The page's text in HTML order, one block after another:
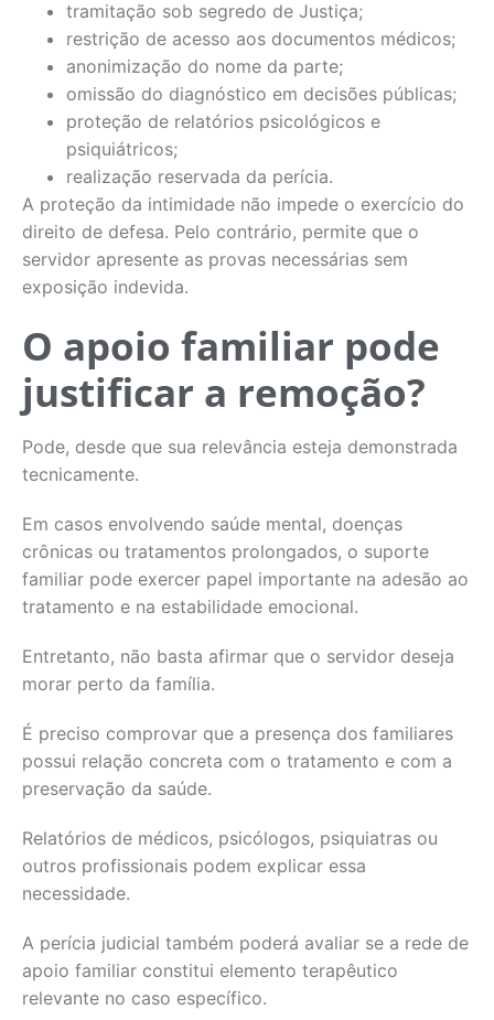
tramitação sob segredo de Justiça;
restrição de acesso aos documentos médicos;
anonimização do nome da parte;
omissão do diagnóstico em decisões públicas;
proteção de relatórios psicológicos e
psiquiátricos;
realização reservada da perícia.
A proteção da intimidade não impede o exercício do
direito de defesa. Pelo contrário, permite que o
servidor apresente as provas necessárias sem
exposição indevida.
O apoio familiar pode
justificar a remoção?
Pode, desde que sua relevância esteja demonstrada
tecnicamente.
Em casos envolvendo saúde mental, doenças
crônicas ou tratamentos prolongados, o suporte
familiar pode exercer papel importante na adesão ao
tratamento e na estabilidade emocional.
Entretanto, não basta afirmar que o servidor deseja
morar perto da família.
É preciso comprovar que a presença dos familiares
possui relação concreta com o tratamento e com a
preservação da saúde.
Relatórios de médicos, psicólogos, psiquiatras ou
outros profissionais podem explicar essa
necessidade.
A perícia judicial também poderá avaliar se a rede de
apoio familiar constitui elemento terapêutico
relevante no caso específico.